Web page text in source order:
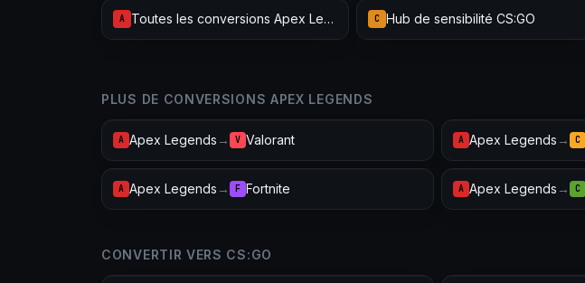
A Toutes les conversions Apex Legends C Hub de sensibilité CS:GO
PLUS DE CONVERSIONS APEX LEGENDS
A Apex Legends → V Valorant A Apex Legends → C
A Apex Legends → F Fortnite A Apex Legends → C
CONVERTIR VERS CS:GO